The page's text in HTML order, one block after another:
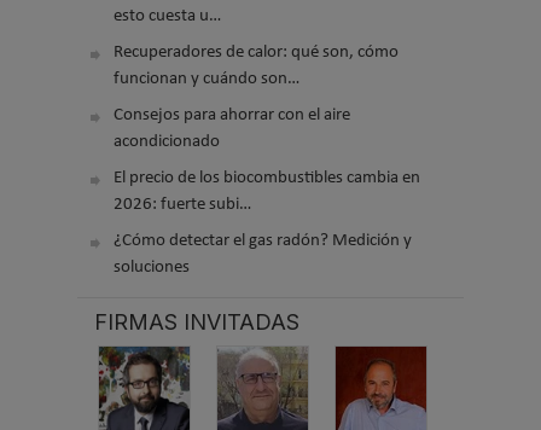
esto cuesta u…
Recuperadores de calor: qué son, cómo
funcionan y cuándo son…
Consejos para ahorrar con el aire
acondicionado
El precio de los biocombustibles cambia en
2026: fuerte subi…
¿Cómo detectar el gas radón? Medición y
soluciones
FIRMAS INVITADAS